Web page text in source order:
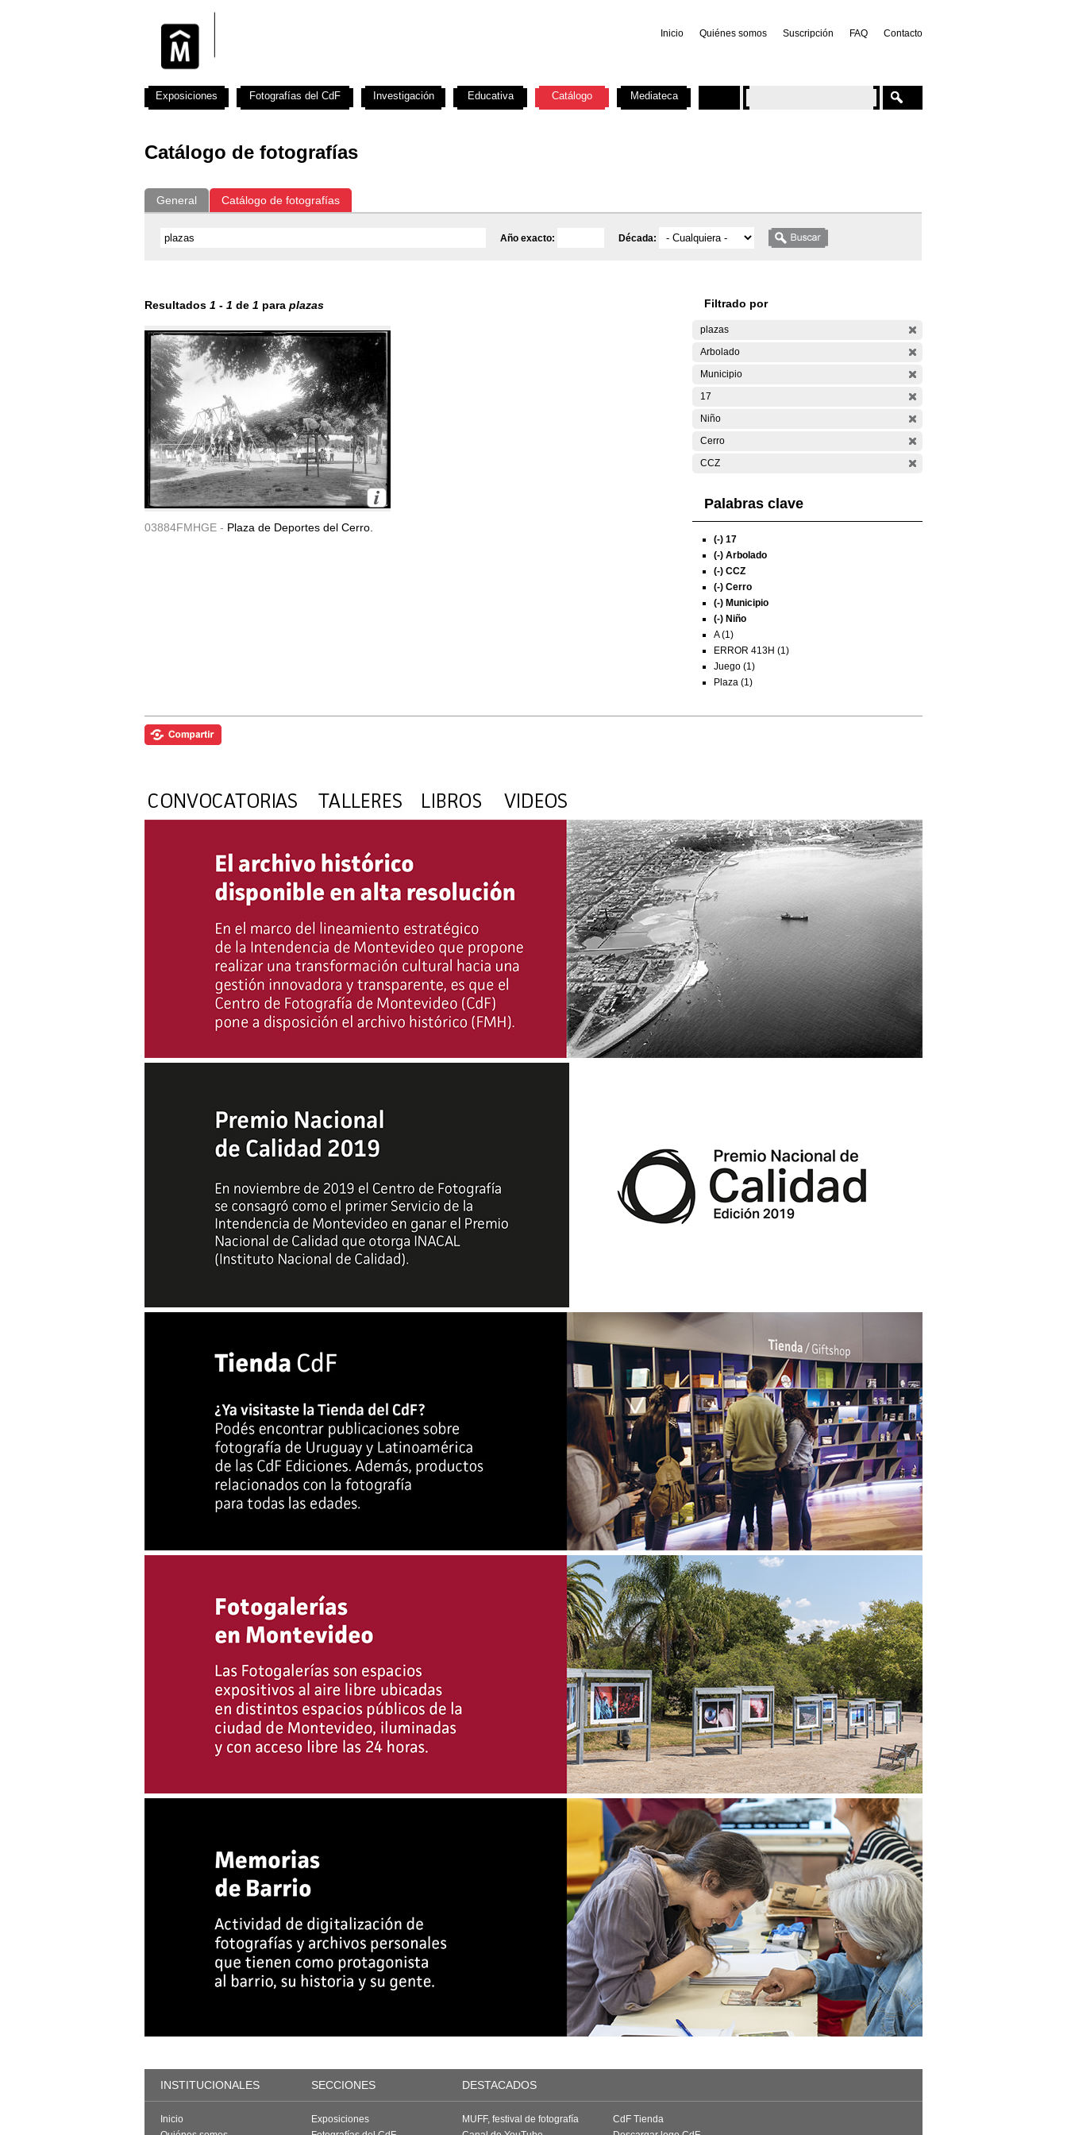
Inicio Quiénes somos Suscripción FAQ Contacto
Catálogo de fotografías
General Catálogo de fotografías
Año exacto: Década:
Resultados 1 - 1 de 1 para plazas
03884FMHGE - Plaza de Deportes del Cerro.
Filtrado por
plazas
Arbolado
Municipio
17
Niño
Cerro
CCZ
Palabras clave
(-) 17
(-) Arbolado
(-) CCZ
(-) Cerro
(-) Municipio
(-) Niño
A (1)
ERROR 413H (1)
Juego (1)
Plaza (1)
Exposiciones Fotografías del CdF Investigación Educativa Catálogo Mediateca
INSTITUCIONALES SECCIONES DESTACADOS
Inicio
Exposiciones
MUFF, festival de fotografía
CdF Tienda